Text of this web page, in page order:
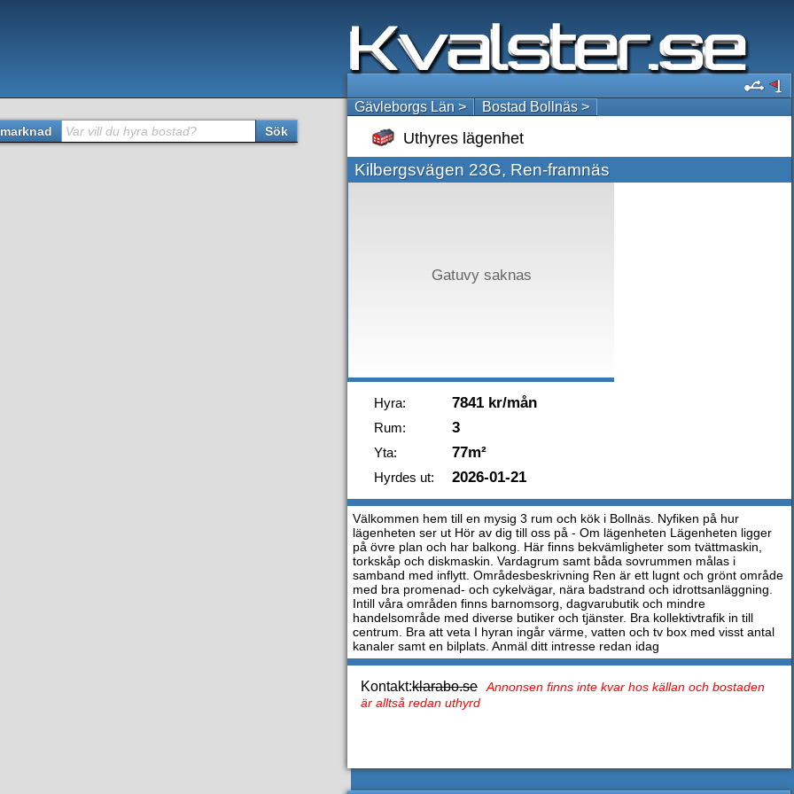
Gävleborgs Län > Bostad Bollnäs >
Uthyres lägenhet
Kilbergsvägen 23G, Ren-framnäs
Gatuvy saknas
Hyra: 7841 kr/mån
Rum: 3
Yta: 77m²
Hyrdes ut: 2026-01-21
Välkommen hem till en mysig 3 rum och kök i Bollnäs. Nyfiken på hur
lägenheten ser ut Hör av dig till oss på - Om lägenheten Lägenheten ligger
på övre plan och har balkong. Här finns bekvämligheter som tvättmaskin,
torkskåp och diskmaskin. Vardagrum samt båda sovrummen målas i
samband med inflytt. Områdesbeskrivning Ren är ett lugnt och grönt område
med bra promenad- och cykelvägar, nära badstrand och idrottsanläggning.
Intill våra områden finns barnomsorg, dagvarubutik och mindre
handelsområde med diverse butiker och tjänster. Bra kollektivtrafik in till
centrum. Bra att veta I hyran ingår värme, vatten och tv box med visst antal
kanaler samt en bilplats. Anmäl ditt intresse redan idag
Kontakt:klarabo.se
Annonsen finns inte kvar hos källan och bostaden
är alltså redan uthyrd
Var vill du hyra bostad? Sök